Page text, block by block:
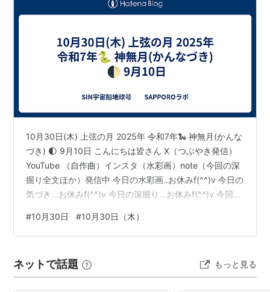
フィクション
はてなダイアラー・はてなスタッフ
参照
10月30日 - Wikipedia
10月30日 今日は何の日〜毎日が記念日〜
http://www.d4.dion.ne.jp/~warapon/data00/birth-
1030.htm
-1030.htm
10月30日(木) 上弦の月 2025年 令和7年🐍 神無月(かんな
づき) 🌓 9月10日 こんにちは皆さん X（つぶやき発信）
YouTube （自作曲）インスタ（水彩画）note（今回の深
掘り全文ほか）発信中 今日の水彩画..お休みf(^^)v 今日の
気づき...お休みf(^^)v 今日の深掘り...お休みf(^^)v 今回の
幌の天気🌤️☀️☁️ 予想最低2℃ (平年5.3℃) 実際の最低気
温…1.8℃ 予想最高13℃ (平年13.4℃) 実際の最高気温…
に🇯…
#10月30日 #10月30日（木）
ネットで話題 もっと見る